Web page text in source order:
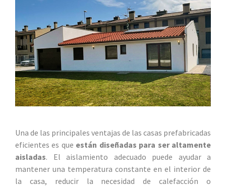
Una de las principales ventajas de las casas prefabricadas
eficientes es que están diseñadas para ser altamente
aisladas. El aislamiento adecuado puede ayudar a
mantener una temperatura constante en el interior de
la casa, reducir la necesidad de calefacción o